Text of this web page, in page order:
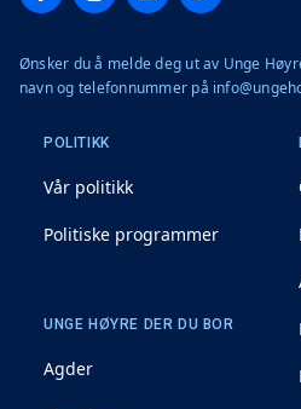
Ønsker du å melde deg ut av Unge
navn og telefonnummer på
POLITIKK
Vår politikk
Politiske programmer
UNGE HØYRE DER DU BOR
Agder